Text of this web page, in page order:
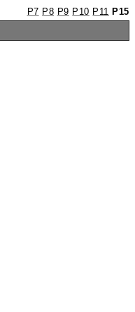
P7 P8 P9 P10 P11 P15